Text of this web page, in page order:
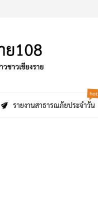
รายงานสาธารณภัยประจำวัน
hot